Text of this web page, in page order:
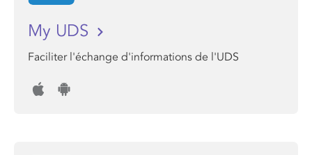
My UDS
Faciliter l'échange d'informations de l'UDS